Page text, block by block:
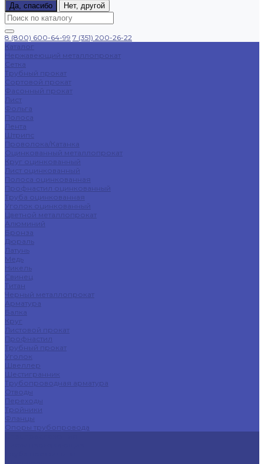
Да, спасибо
Нет, другой
8 (800) 600-64-99 7 (351) 200-26-22
Каталог
Нержавеющий металлопрокат
Сетка
Трубный прокат
Сортовой прокат
Фасонный прокат
Лист
Фольга
Полоса
Лента
Штрипс
Проволока/Катанка
Оцинкованный металлопрокат
Круг оцинкованный
Лист оцинкованный
Полоса оцинкованная
Профнастил оцинкованный
Труба оцинкованная
Уголок оцинкованный
Цветной металлопрокат
Алюминий
Бронза
Дюраль
Латунь
Медь
Никель
Свинец
Титан
Черный металлопрокат
Арматура
Балка
Круг
Листовой прокат
Профнастил
Трубный прокат
Уголок
Швеллер
Шестигранник
Трубопроводная арматура
Отводы
Переходы
Тройники
Фланцы
Опоры трубопровода